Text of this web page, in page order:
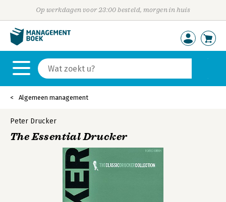
Op werkdagen voor 23:00 besteld, morgen in huis
Algemeen management
Peter Drucker
The Essential Drucker